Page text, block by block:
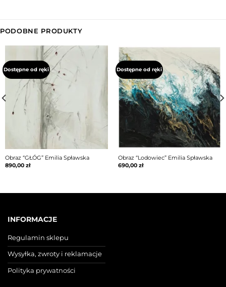
PODOBNE PRODUKTY
Dostępne od ręki
Obraz “GŁÓG” Emilia Spławska
890,00 zł
Dostępne od ręki
Obraz “Lodowiec” Emilia Spławska
690,00 zł
INFORMACJE
Regulamin sklepu
Wysyłka, zwroty i reklamacje
Polityka prywatności